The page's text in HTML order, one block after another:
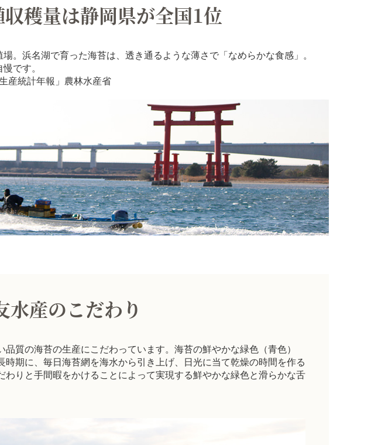
穫量は静岡県が全国1位
。浜名湖で育った海苔は、透き通るような薄さで「なめらかな食感」。
です。
産統計年報」農林水産省
水産のこだわり
質の海苔の生産にこだわっています。海苔の鮮やかな緑色（青色）
期に、毎日海苔網を海水から引き上げ、日光に当て乾燥の時間を作る
わりと手間暇をかけることによって実現する鮮やかな緑色と滑らかな舌